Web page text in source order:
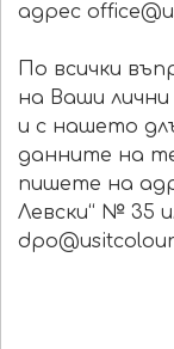
адрес
По всички
на Ваши
и с нашето
данните на
пишете на
Левски“ № 35